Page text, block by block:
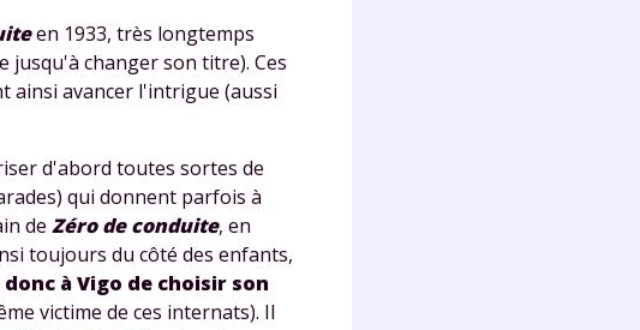
en 1933, très longtemps
changer son titre). Ces
ainsi avancer l'intrigue (aussi
d'abord toutes sortes de
qui donnent parfois à
de Zéro de conduite, en
toujours du côté des enfants,
à Vigo de choisir son
victime de ces internats). Il
!
scolaire
demande
ou vidéo